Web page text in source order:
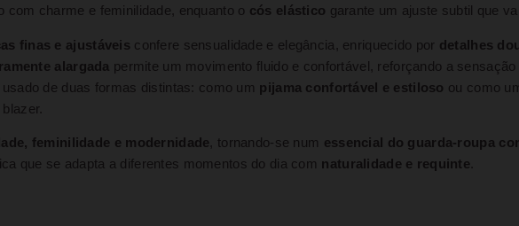
com charme e feminilidade, enquanto o cós elástico garante um ajuste subtil que
finas e ajustáveis confere sensualidade e elegância, enriquecido por detalhes
alargada permite um movimento fluido e confortável, reforçando a
de duas formas distintas: como um pijama confortável e estiloso ou como
feminilidade e modernidade, tornando-se num essencial do guarda-roupa
que se adapta a diferentes momentos do dia com naturalidade e requinte